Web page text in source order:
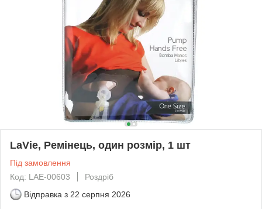
LaVie, Ремінець, один розмір, 1 шт
Під замовлення
Код: LAE-00603
Роздріб
Відправка з 22 серпня 2026